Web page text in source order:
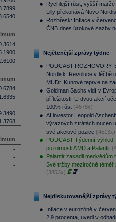
-
-
-
-
Rychlejší růst, vyšší marže
Lilly překonává Novo
Rozbřesk: Inflace v
ČNB dnes úrokové sazby
Nejčtenější zprávy týdne
PODCAST ROZHOVORY:
Nordisk. Revoluce v léčbě
MUDr. Kunové teprve na
Goldman Sachs vidí v
příležitosti. U dvou akcií
100% růst (4578x)
AI investor Leopold
výrazných ztrátách nucen
své akciové pozice (4513x)
PODCAST Týdenní
pozornosti AMD a Palantir
Palantir zasadil medvědům
Své tržby meziročně téměř
(3853x)
Nejdiskutovanější zprávy
Inflace v eurozóně v
2,9 procenta, uvedl v